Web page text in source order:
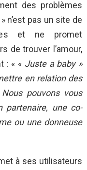
des problèmes
n’est pas un site de
et ne promet
de trouver l’amour,
: « « Juste a baby »
en relation des
pouvons vous
partenaire, une co-
ou une donneuse
à ses utilisateurs